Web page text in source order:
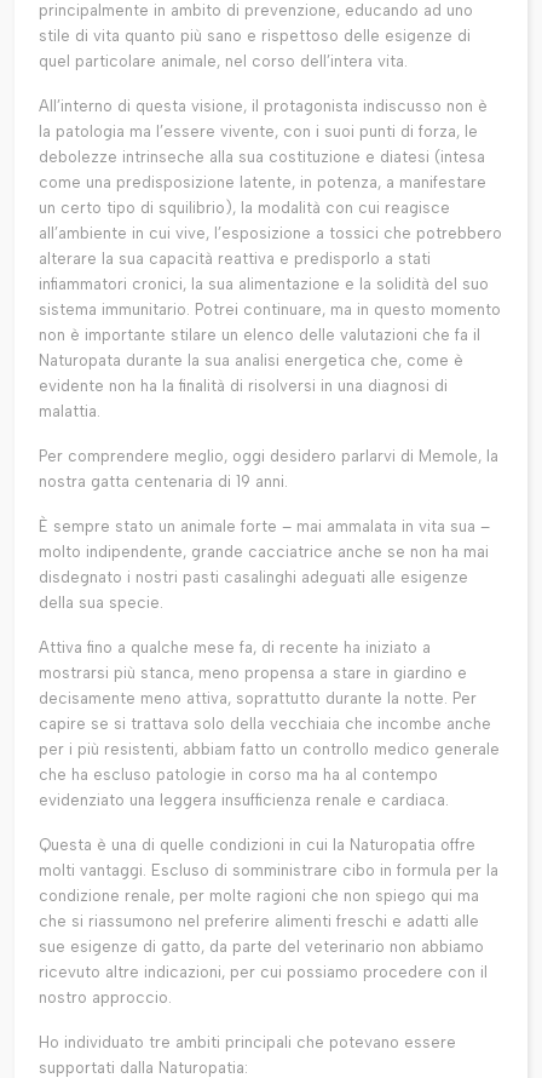
principalmente in ambito di prevenzione, educando ad uno
stile di vita quanto più sano e rispettoso delle esigenze di
quel particolare animale, nel corso dell’intera vita.
All’interno di questa visione, il protagonista indiscusso non è
la patologia ma l’essere vivente, con i suoi punti di forza, le
debolezze intrinseche alla sua costituzione e diatesi (intesa
come una predisposizione latente, in potenza, a manifestare
un certo tipo di squilibrio), la modalità con cui reagisce
all’ambiente in cui vive, l’esposizione a tossici che potrebbero
alterare la sua capacità reattiva e predisporlo a stati
infiammatori cronici, la sua alimentazione e la solidità del suo
sistema immunitario. Potrei continuare, ma in questo momento
non è importante stilare un elenco delle valutazioni che fa il
Naturopata durante la sua analisi energetica che, come è
evidente non ha la finalità di risolversi in una diagnosi di
malattia.
Per comprendere meglio, oggi desidero parlarvi di Memole, la
nostra gatta centenaria di 19 anni.
È sempre stato un animale forte – mai ammalata in vita sua –
molto indipendente, grande cacciatrice anche se non ha mai
disdegnato i nostri pasti casalinghi adeguati alle esigenze
della sua specie.
Attiva fino a qualche mese fa, di recente ha iniziato a
mostrarsi più stanca, meno propensa a stare in giardino e
decisamente meno attiva, soprattutto durante la notte. Per
capire se si trattava solo della vecchiaia che incombe anche
per i più resistenti, abbiam fatto un controllo medico generale
che ha escluso patologie in corso ma ha al contempo
evidenziato una leggera insufficienza renale e cardiaca.
Questa è una di quelle condizioni in cui la Naturopatia offre
molti vantaggi. Escluso di somministrare cibo in formula per la
condizione renale, per molte ragioni che non spiego qui ma
che si riassumono nel preferire alimenti freschi e adatti alle
sue esigenze di gatto, da parte del veterinario non abbiamo
ricevuto altre indicazioni, per cui possiamo procedere con il
nostro approccio.
Ho individuato tre ambiti principali che potevano essere
supportati dalla Naturopatia: